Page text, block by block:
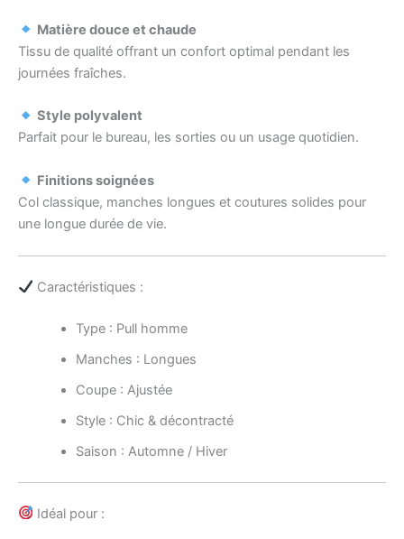
Matière douce et chaude
Tissu de qualité offrant un confort optimal pendant les
journées fraîches.
Style polyvalent
Parfait pour le bureau, les sorties ou un usage quotidien.
Finitions soignées
Col classique, manches longues et coutures solides pour
une longue durée de vie.
Caractéristiques :
Type : Pull homme
Manches : Longues
Coupe : Ajustée
Style : Chic & décontracté
Saison : Automne / Hiver
Idéal pour :